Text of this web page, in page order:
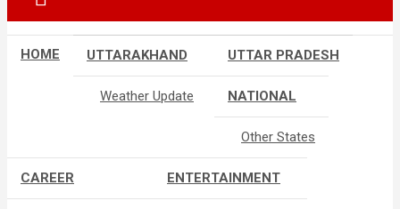
HOME UTTARAKHAND
Weather Update
UTTAR PRADESH
NATIONAL
Other States
CAREER ENTERTAINMENT